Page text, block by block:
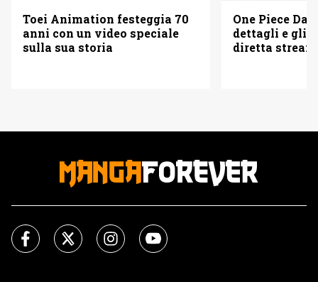
Toei Animation festeggia 70
anni con un video speciale
sulla sua storia
One Piece
dettagli e gli
diretta